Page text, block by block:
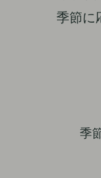
季節に
季